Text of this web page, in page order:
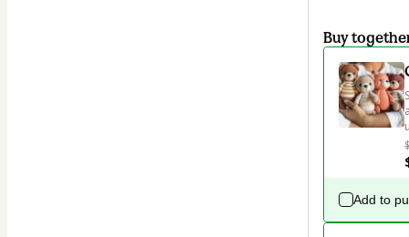
Buy
Add to